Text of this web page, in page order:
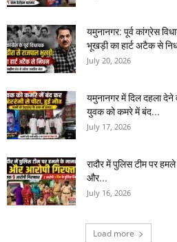
यमुनानगर: पूर्व कांग्रेस
भूखड़ी का हार्ट अटैक से
July 20, 2026
यमुनानगर में दिल दहला देने
युवक को कमरे में बंद...
July 17, 2026
रादौर में पुलिस टीम पर
और...
July 16, 2026
Load more